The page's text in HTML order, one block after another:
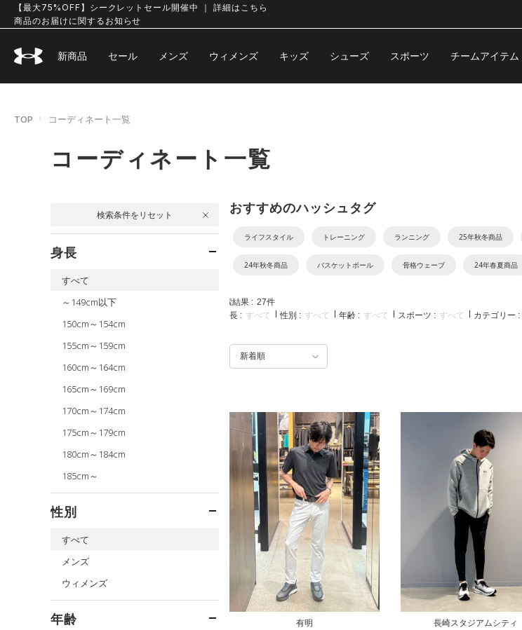
【最大75%OFF】シークレットセール開催中 ｜ 詳細はこちら
商品のお届けに関するお知らせ
新商品 セール メンズ ウィメンズ キッズ シューズ スポーツ チームアイテム
TOP コーディネート一覧
コーディネート一覧
検索条件をリセット
身長
すべて
～149cm以下
150cm～154cm
155cm～159cm
160cm～164cm
165cm～169cm
170cm～174cm
175cm～179cm
180cm～184cm
185cm～
性別
すべて
メンズ
ウィメンズ
年齢
おすすめのハッシュタグ
ライフスタイル トレーニング ランニング 25年秋冬商品
24年秋冬商品 バスケットボール 骨格ウェーブ 24年春夏商品
検索結果 : 27件
身長 : すべて 性別 : すべて 年齢 : すべて スポーツ : すべて カテゴリー :
新着順
有明
長崎スタジアムシティ